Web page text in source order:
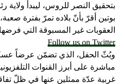
بتحقيق النصر للروس، ليبدأ
بوتين أقرّ بأنّ بلاده تمرّ بفترة
العقوبات غير المسبوقة التي
Follow us on Twitter
وبُثّ الحفل، الذي تضمّن عرضاً
مباشرة على أبرز القنوات
غربية عدّة ممثلين عنها في ظلّ